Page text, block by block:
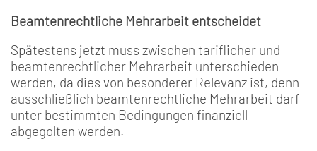
Beamtenrechtliche Mehrarbeit entscheidet
Spätestens jetzt muss zwischen tariflicher und
beamtenrechtlicher Mehrarbeit unterschieden
werden, da dies von besonderer Relevanz ist, denn
ausschließlich beamtenrechtliche Mehrarbeit darf
unter bestimmten Bedingungen finanziell
abgegolten werden.